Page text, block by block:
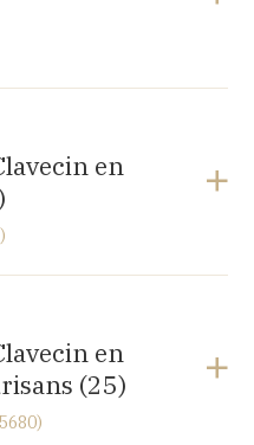
Paris en
ARBOIS
en
(25)